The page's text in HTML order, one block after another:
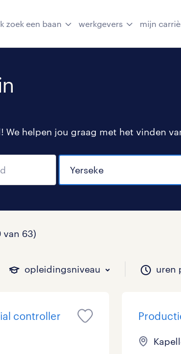
zoek een baan werkgevers mijn
We helpen jou graag met het vinden
van 63)
opleidingsniveau uren
vakgebied wil je
zoek je vacatures?
per week wil je
dienstverband zou jij
controller